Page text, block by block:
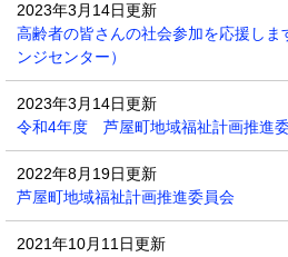
2023年3月14日更新
高齢者の皆さんの社会参加を応援しま
ンジセンター）
2023年3月14日更新
令和4年度 芦屋町地域福祉計画推進
2022年8月19日更新
芦屋町地域福祉計画推進委員会
2021年10月11日更新